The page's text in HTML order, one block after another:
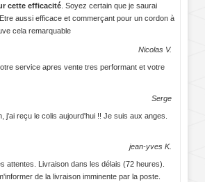
cette efficacité. Soyez certain que je saurai
aussi efficace et commerçant pour un cordon à
cela remarquable
Nicolas V.
service apres vente tres performant et votre
Serge
j'ai reçu le colis aujourd'hui !! Je suis aux anges.
jean-yves K.
attentes. Livraison dans les délais (72 heures).
de la livraison imminente par la poste.